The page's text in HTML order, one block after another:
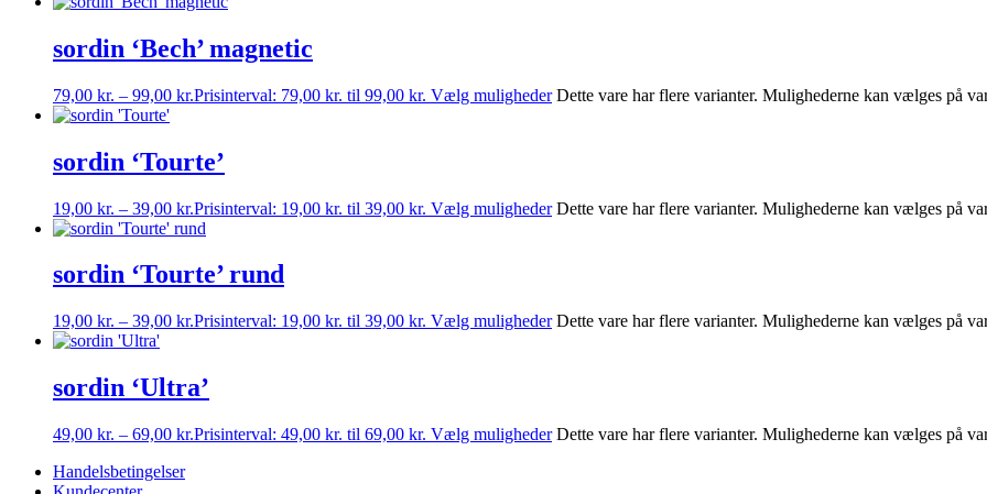
sordin ‘Bech’ magnetic
79,00 kr. – 99,00 kr.Prisinterval: 79,00 kr. til 99,00 kr. Vælg muligheder Dette vare har flere varianter. Mulighederne kan vælges på
sordin ‘Tourte’
19,00 kr. – 39,00 kr.Prisinterval: 19,00 kr. til 39,00 kr. Vælg muligheder Dette vare har flere varianter. Mulighederne kan vælges på
sordin ‘Tourte’ rund
19,00 kr. – 39,00 kr.Prisinterval: 19,00 kr. til 39,00 kr. Vælg muligheder Dette vare har flere varianter. Mulighederne kan vælges på
sordin ‘Ultra’
49,00 kr. – 69,00 kr.Prisinterval: 49,00 kr. til 69,00 kr. Vælg muligheder Dette vare har flere varianter. Mulighederne kan vælges på
Handelsbetingelser